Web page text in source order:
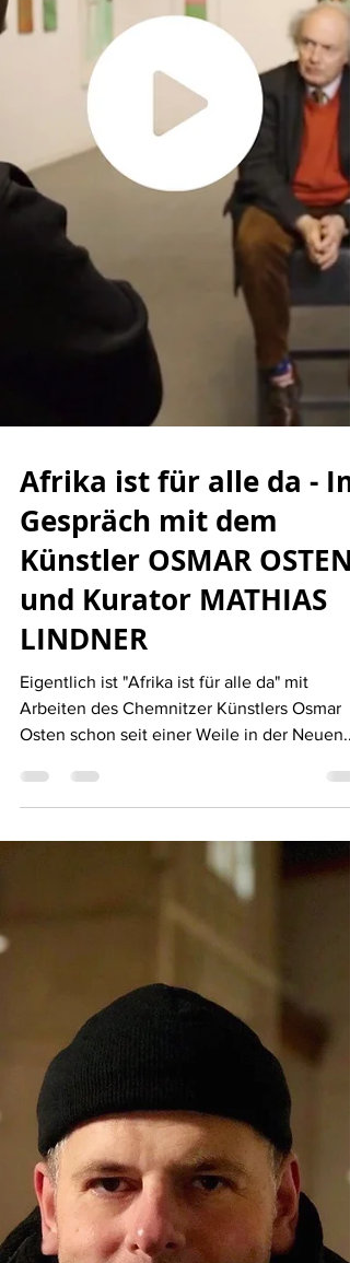
Afrika ist für alle da - Im
Gespräch mit dem
Künstler OSMAR OSTEN
und Kurator MATHIAS
Eigentlich ist "Afrika ist für alle da" mit
Arbeiten des Chemnitzer Künstlers Osmar